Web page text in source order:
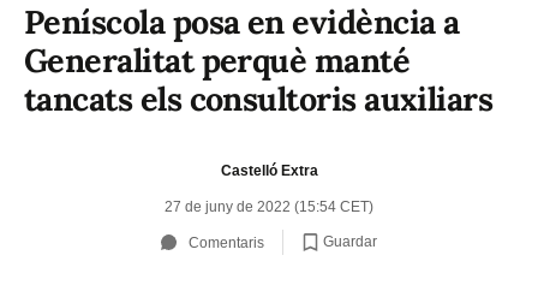
Peníscola posa en evidència a
Generalitat perquè manté
tancats els consultoris auxiliars
Castelló Extra
27 de juny de 2022 (15:54 CET)
Comentaris Guardar